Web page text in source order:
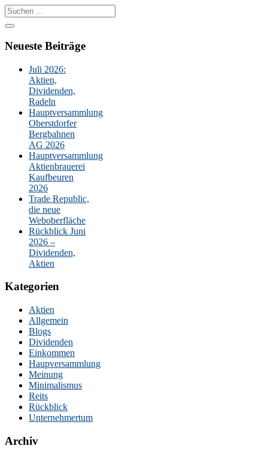
Suche
nach:
Neueste Beiträge
Juli 2026:
Aktien,
Dividenden,
Radeln
Hauptversammlung
Oberstdorfer
Bergbahnen
AG 2026
Hauptversammlung
Aktienbrauerei
Kaufbeuren
2026
Trade Republic,
die neue
Weboberfläche
Rückblick Juni
2026 –
Dividenden,
Aktien
Kategorien
Aktien
Allgemein
Blogs
Dividenden
Einkommen
Haupversammlung
Meinung
Minimalismus
Reits
Rückblick
Unternehmertum
Archiv